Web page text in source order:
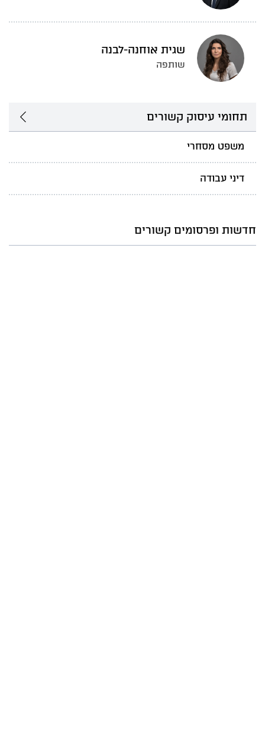
שגית אוחנה-לבנה
שותפה
תחומי עיסוק קשורים
משפט מסחרי
דיני עבודה
חדשות ופרסומים קשורים